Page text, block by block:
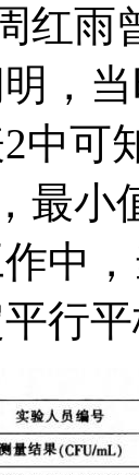
红
，
中可
最小
中
行